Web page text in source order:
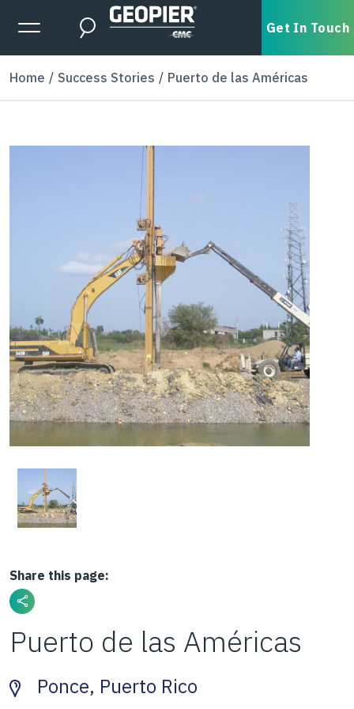
Skip to main content
Expanded Menu Toggle
Search Get In Touch
Home Success Stories Puerto de las Américas
Share this page:
Puerto de las Américas
Ponce, Puerto Rico